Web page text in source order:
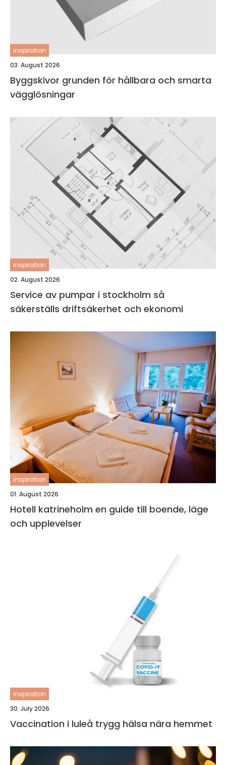
inspiration
03. August 2026
Byggskivor grunden för hållbara och smarta
vägglösningar
inspiration
02. August 2026
Service av pumpar i stockholm så
säkerställs driftsäkerhet och ekonomi
inspiration
01. August 2026
Hotell katrineholm en guide till boende, läge
och upplevelser
inspiration
30. July 2026
Vaccination i luleå trygg hälsa nära hemmet